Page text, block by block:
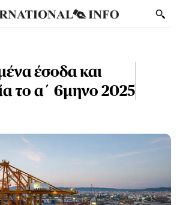
έσοδα και
το α΄ 6μηνο 2025